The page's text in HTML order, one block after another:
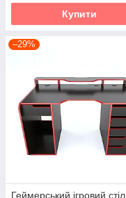
Купити
–29%
Геймерський ігровий стіл